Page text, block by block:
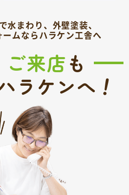
水まわり、外壁塗装、
ームならハラケン工舎へ
来店も
ラケンへ！